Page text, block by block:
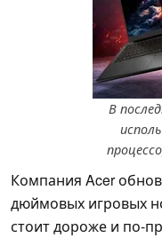
В
Компания Acer
дюймовых игровых
стоит дороже и по-